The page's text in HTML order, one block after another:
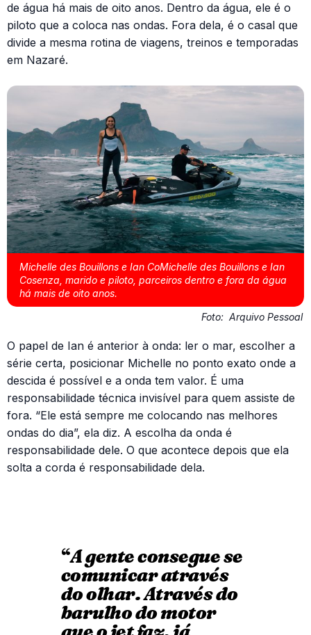
de água há mais de oito anos. Dentro da água, ele é o
piloto que a coloca nas ondas. Fora dela, é o casal que
divide a mesma rotina de viagens, treinos e temporadas
em Nazaré.
Michelle des Bouillons e Ian CoMichelle des Bouillons e Ian
Cosenza, marido e piloto, parceiros dentro e fora da água
há mais de oito anos.
Foto: Arquivo Pessoal
O papel de Ian é anterior à onda: ler o mar, escolher a
série certa, posicionar Michelle no ponto exato onde a
descida é possível e a onda tem valor. É uma
responsabilidade técnica invisível para quem assiste de
fora. “Ele está sempre me colocando nas melhores
ondas do dia”, ela diz. A escolha da onda é
responsabilidade dele. O que acontece depois que ela
solta a corda é responsabilidade dela.
“A gente consegue se
comunicar através
do olhar. Através do
barulho do motor